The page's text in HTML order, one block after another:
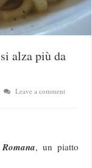
alza più da
Leave a comment
, un piatto